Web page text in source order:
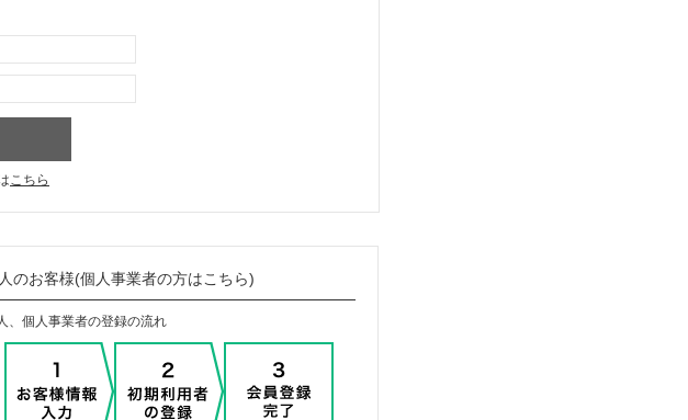
こちら
のお客様(個人事業者の方はこちら)
、個人事業者の登録の流れ